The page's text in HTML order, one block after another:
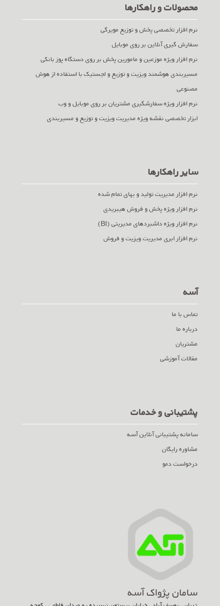
محصولات و راهکارها
نرم افزار تخصصی پخش و توزیع مویرگی
سفارش گیری آنلاین بر روی موبایل
نرم افزار ویژه موزعین و مامورین پخش بر روی دستگاه پوز بانکی
مسیربندی هوشمند ویزیت و توزیع و لجستیک با استفاده از هوش
مصنوعی
نرم افزار ویژه سفارشگیری مشتریان بر روی موبایل و وب
ابزار تخصصی نقشه ویژه مدیریت ویزیت و توزیع و مسیربندی
سایر راهکارها
نرم افزار مدیریت تولید و بهای تمام شده
نرم افزار ویژه پخش و فروش هیبریدی
نرم افزار ویژه داشبردهای مدیریتی (BI)
نرم افزار ابری مدیریت ویزیت و فروش
آسه
تماس با ما
درباره ما
مشتریان
مقالات آموزشی
پشتیبانی و خدمات
سامانه پشتیبانی آنلاین آسه
مشاوره رایگان
درخواست دمو
سامان پژواک آسه